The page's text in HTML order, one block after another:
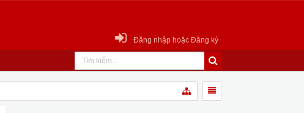
Đăng nhập hoặc Đăng ký